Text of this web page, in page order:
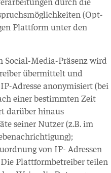
(Opt-
Plattform unter den
Social-Media-Präsenz wird
übermittelt und
Adresse anonymisiert (bei
einer bestimmten Zeit
darüber hinaus
seiner Nutzer (z.B. im
von IP- Adressen
Plattformbetreiber teilen